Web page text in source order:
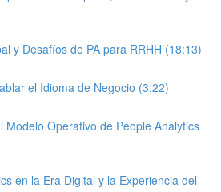
y Desafíos de PA para RRHH (18:13)
el Idioma de Negocio (3:22)
Modelo Operativo de People Analytics
en la Era Digital y la Experiencia del